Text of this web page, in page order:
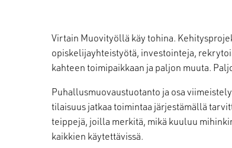
Virtain Muovityöllä käy tohina.
opiskelijayhteistyötä, investointeja,
kahteen toimipaikkaan ja paljon muuta.
Puhallusmuovaustuotanto ja osa
tilaisuus jatkaa toimintaa järjestämällä
teippejä, joilla merkitä, mikä kuuluu
kaikkien käytettävissä.